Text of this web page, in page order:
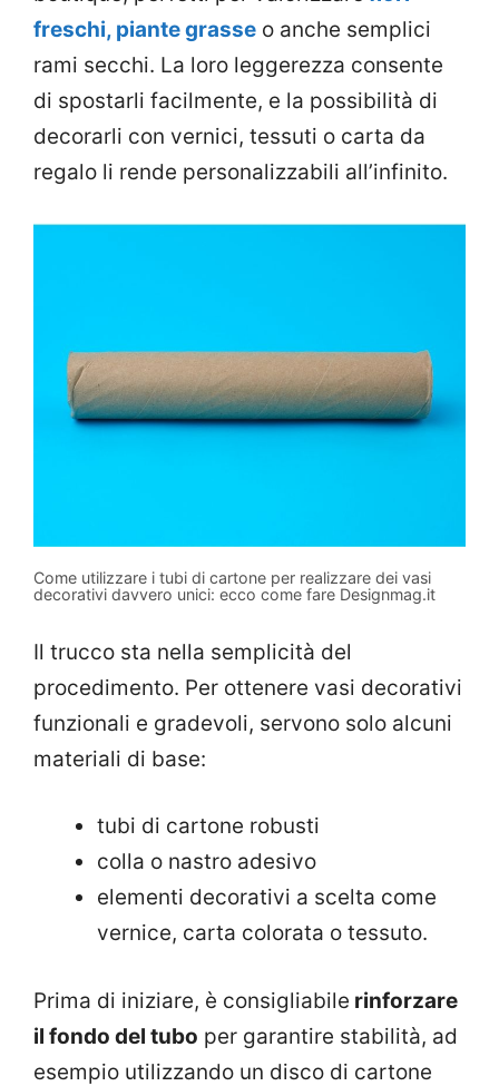
freschi, piante grasse o anche semplici
rami secchi. La loro leggerezza consente
di spostarli facilmente, e la possibilità di
decorarli con vernici, tessuti o carta da
regalo li rende personalizzabili all’infinito.
Come utilizzare i tubi di cartone per realizzare dei vasi
decorativi davvero unici: ecco come fare Designmag.it
Il trucco sta nella semplicità del
procedimento. Per ottenere vasi decorativi
funzionali e gradevoli, servono solo alcuni
materiali di base:
tubi di cartone robusti
colla o nastro adesivo
elementi decorativi a scelta come
vernice, carta colorata o tessuto.
Prima di iniziare, è consigliabile rinforzare
il fondo del tubo per garantire stabilità, ad
esempio utilizzando un disco di cartone